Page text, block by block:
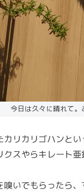
今日は久々に晴れて。
カリカリゴハンと
スやらキレート
いでもらったら、